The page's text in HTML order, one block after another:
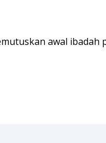
awal ibadah